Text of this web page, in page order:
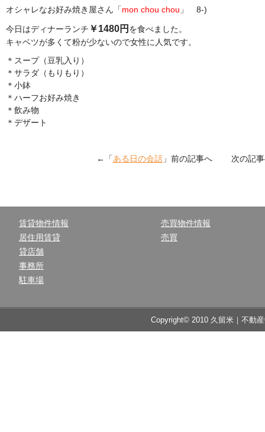
オシャレなお好み焼き屋さん「mon chou chou 」 8-)
今日はディナーランチ ￥1480円 を食べました。
キャベツが多くて粉が少ないので女性に人気です。
＊スープ（豆乳入り）
＊サラダ（もりもり）
＊小鉢
＊ハーフお好み焼き
＊飲み物
＊デザート
←「ある日の会話」前の記事へ 次の記事
賃貸物件情報
居住用賃貸
貸店舗
事務所
駐車場
売買物件情報
売買
Copyright© 2010 久留米｜不動